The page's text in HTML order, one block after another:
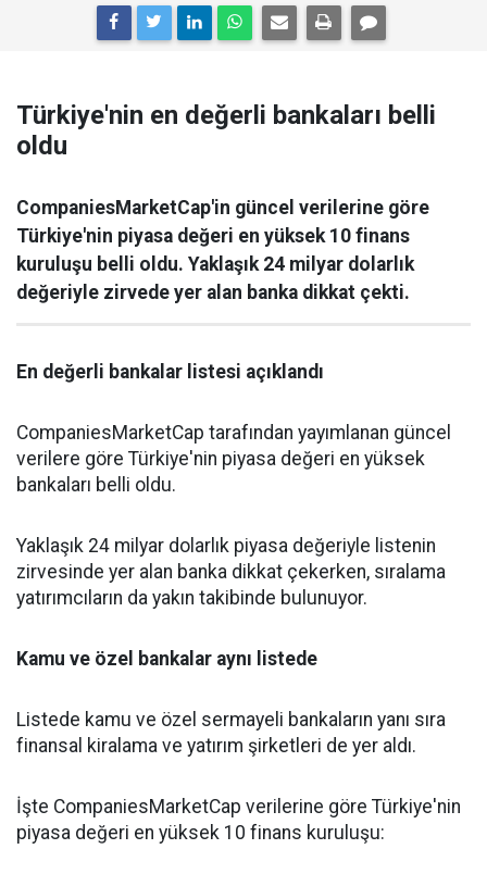
Türkiye'nin en değerli bankaları belli
oldu
CompaniesMarketCap'in güncel verilerine göre
Türkiye'nin piyasa değeri en yüksek 10 finans
kuruluşu belli oldu. Yaklaşık 24 milyar dolarlık
değeriyle zirvede yer alan banka dikkat çekti.
En değerli bankalar listesi açıklandı
CompaniesMarketCap tarafından yayımlanan güncel
verilere göre Türkiye'nin piyasa değeri en yüksek
bankaları belli oldu.
Yaklaşık 24 milyar dolarlık piyasa değeriyle listenin
zirvesinde yer alan banka dikkat çekerken, sıralama
yatırımcıların da yakın takibinde bulunuyor.
Kamu ve özel bankalar aynı listede
Listede kamu ve özel sermayeli bankaların yanı sıra
finansal kiralama ve yatırım şirketleri de yer aldı.
İşte CompaniesMarketCap verilerine göre Türkiye'nin
piyasa değeri en yüksek 10 finans kuruluşu: